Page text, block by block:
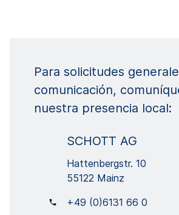
Para solicitudes
comunicación,
nuestra presencia local:
SCHOTT AG
Hattenbergstr. 10
55122 Mainz
+49 (0)6131 66 0